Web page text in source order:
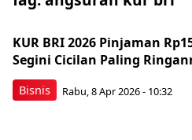
Bisnis
KUR BRI 2026 Pinjaman
Segini Cicilan Paling
Rabu, 8 Apr 2026 - 10:32